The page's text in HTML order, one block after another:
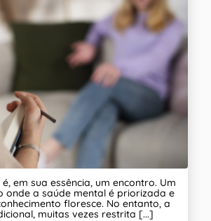
em sua essência, um encontro. Um
onde a saúde mental é priorizada e
floresce. No entanto, a
muitas vezes restrita [...]